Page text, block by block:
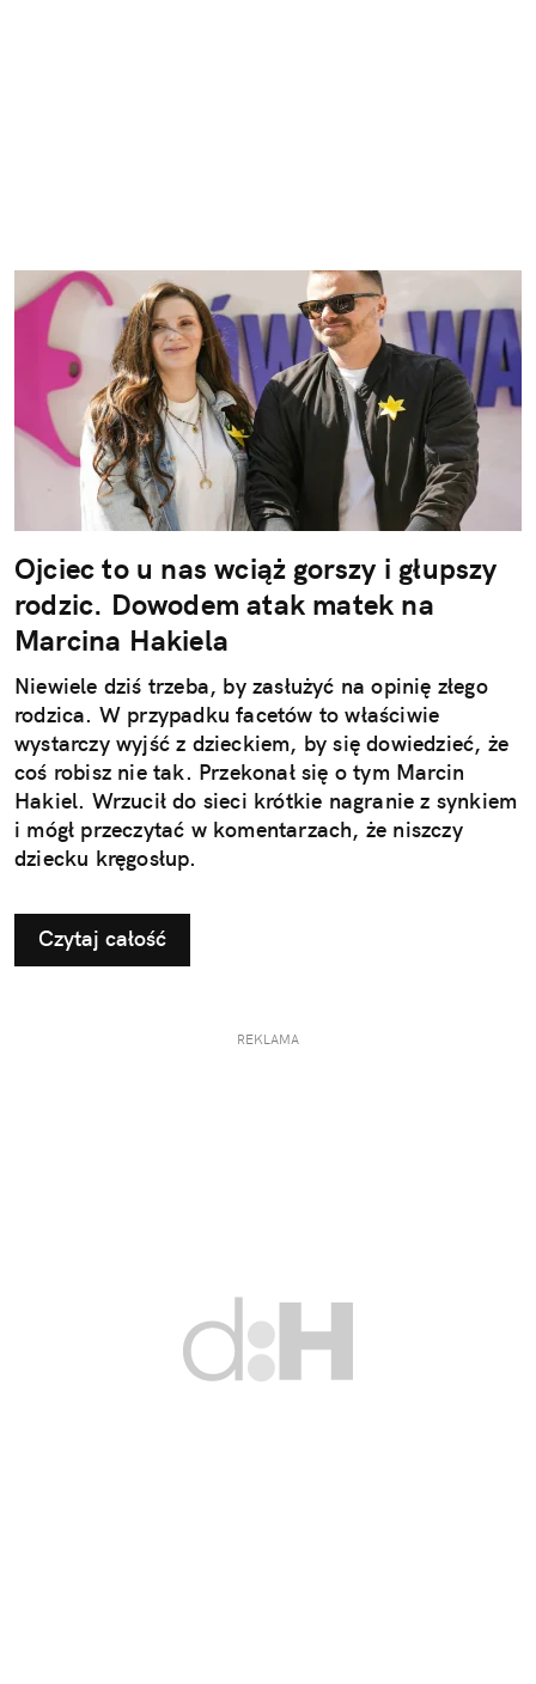
Ojciec to u nas wciąż gorszy i głupszy
rodzic. Dowodem atak matek na
Marcina Hakiela
Niewiele dziś trzeba, by zasłużyć na opinię złego
rodzica. W przypadku facetów to właściwie
wystarczy wyjść z dzieckiem, by się dowiedzieć, że
coś robisz nie tak. Przekonał się o tym Marcin
Hakiel. Wrzucił do sieci krótkie nagranie z synkiem
i mógł przeczytać w komentarzach, że niszczy
dziecku kręgosłup.
Czytaj całość
REKLAMA